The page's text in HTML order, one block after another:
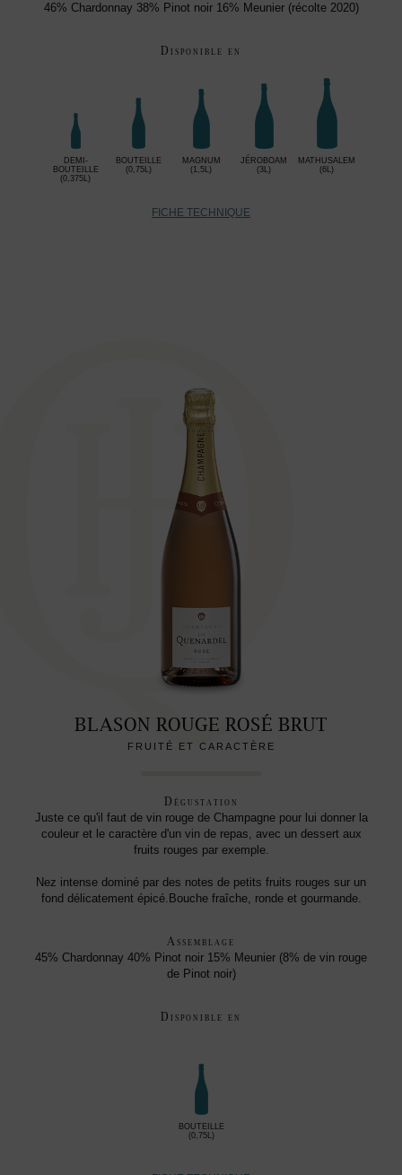
46% Chardonnay 38% Pinot noir 16% Meunier (récolte 2020)
Disponible en
DEMI-
BOUTEILLE
(0,375L)
BOUTEILLE
(0,75L)
MAGNUM
(1,5L)
JÉROBOAM
(3L)
MATHUSALEM
(6L)
FICHE TECHNIQUE
BLASON ROUGE ROSÉ BRUT
FRUITÉ ET CARACTÈRE
Dégustation
Juste ce qu'il faut de vin rouge de Champagne pour lui donner la
couleur et le caractère d'un vin de repas, avec un dessert aux
fruits rouges par exemple.
Nez intense dominé par des notes de petits fruits rouges sur un
fond délicatement épicé.Bouche fraîche, ronde et gourmande.
Assemblage
45% Chardonnay 40% Pinot noir 15% Meunier (8% de vin rouge
de Pinot noir)
Disponible en
BOUTEILLE
(0,75L)